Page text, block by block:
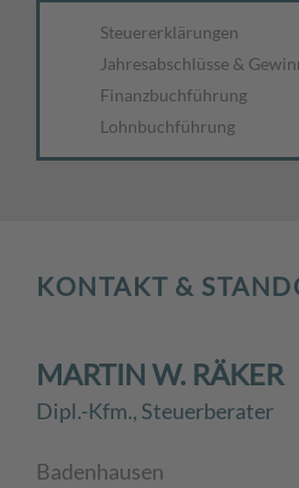
Steuererklärungen
Jahresabschlüsse &
Finanzbuchführung
Lohnbuchführung
KONTAKT &
MARTIN W. RÄKER
Dipl.-Kfm., Steuerberater
Badenhausen